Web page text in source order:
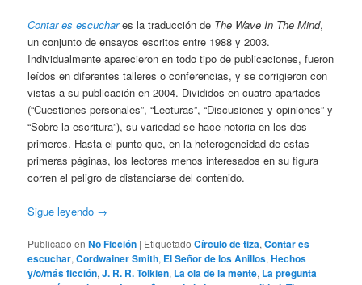
Contar es escuchares la traducción de The Wave In The Mind,
un conjunto de ensayos escritos entre 1988 y 2003.
Individualmente aparecieron en todo tipo de publicaciones, fueron
leídos en diferentes talleres o conferencias, y se corrigieron con
vistas a su publicación en 2004. Divididos en cuatro apartados
(“Cuestiones personales”, “Lecturas”, “Discusiones y opiniones” y
“Sobre la escritura”), su variedad se hace notoria en los dos
primeros. Hasta el punto que, en la heterogeneidad de estas
primeras páginas, los lectores menos interesados en su figura
corren el peligro de distanciarse del contenido.
Sigue leyendo →
Publicado en No Ficción | Etiquetado Círculo de tiza,Contar es
escuchar,Cordwainer Smith, El Señor de los Anillos,Hechos
y/o/más ficción,J. R. R. Tolkien, La ola de la mente, La pregunta